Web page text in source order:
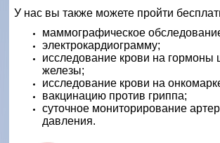
У нас вы также можете пройти
маммографическое
электрокардиограмму;
исследование крови на гормоны
железы;
исследование крови на
вакцинацию против гриппа;
суточное мониторирование
давления.